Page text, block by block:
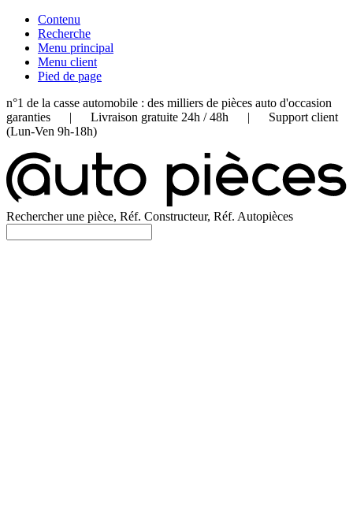
Contenu
Recherche
Menu principal
Menu client
Pied de page
n°1 de la casse automobile : des milliers de pièces auto d'occasion
garanties | Livraison gratuite 24h / 48h | Support client
(Lun-Ven 9h-18h)
Rechercher une pièce, Réf. Constructeur, Réf. Autopièces